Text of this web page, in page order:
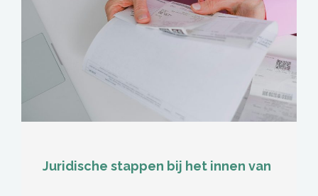
Juridische stappen bij het innen van